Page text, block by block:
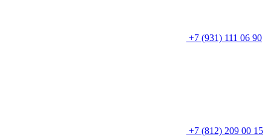
+7 (931) 111 06 90
+7 (812) 209 00 15